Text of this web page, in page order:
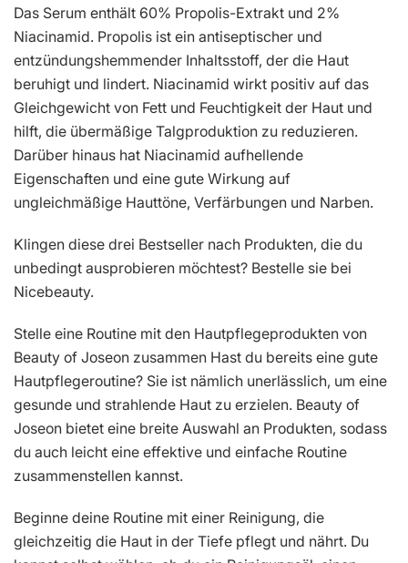
Das Serum enthält 60% Propolis-Extrakt und 2%
Niacinamid. Propolis ist ein antiseptischer und
entzündungshemmender Inhaltsstoff, der die Haut
beruhigt und lindert. Niacinamid wirkt positiv auf das
Gleichgewicht von Fett und Feuchtigkeit der Haut und
hilft, die übermäßige Talgproduktion zu reduzieren.
Darüber hinaus hat Niacinamid aufhellende
Eigenschaften und eine gute Wirkung auf
ungleichmäßige Hauttöne, Verfärbungen und Narben.
Klingen diese drei Bestseller nach Produkten, die du
unbedingt ausprobieren möchtest? Bestelle sie bei
Nicebeauty.
Stelle eine Routine mit den Hautpflegeprodukten von
Beauty of Joseon zusammen Hast du bereits eine gute
Hautpflegeroutine? Sie ist nämlich unerlässlich, um eine
gesunde und strahlende Haut zu erzielen. Beauty of
Joseon bietet eine breite Auswahl an Produkten, sodass
du auch leicht eine effektive und einfache Routine
zusammenstellen kannst.
Beginne deine Routine mit einer Reinigung, die
gleichzeitig die Haut in der Tiefe pflegt und nährt. Du